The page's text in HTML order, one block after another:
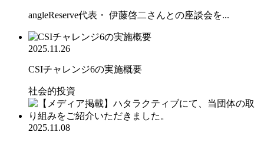
angleReserve代表・ 伊藤啓二さんとの座談会を...
2025.11.26
CSIチャレンジ6の実施概要
社会的投資
2025.11.08